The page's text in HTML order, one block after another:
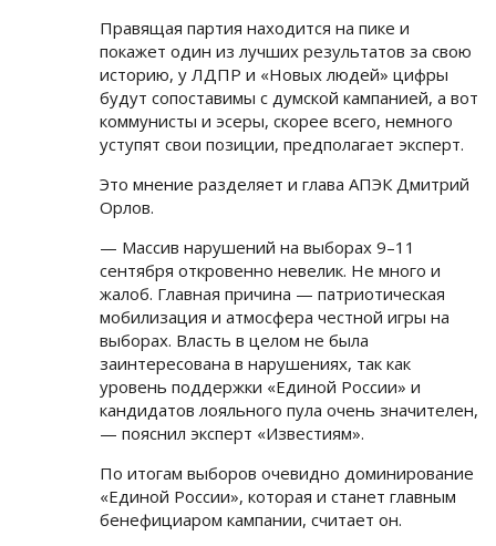
Правящая партия находится на пике и
покажет один из лучших результатов за свою
историю, у ЛДПР и «Новых людей» цифры
будут сопоставимы с думской кампанией, а вот
коммунисты и эсеры, скорее всего, немного
уступят свои позиции, предполагает эксперт.
Это мнение разделяет и глава АПЭК Дмитрий
Орлов.
— Массив нарушений на выборах 9–11
сентября откровенно невелик. Не много и
жалоб. Главная причина — патриотическая
мобилизация и атмосфера честной игры на
выборах. Власть в целом не была
заинтересована в нарушениях, так как
уровень поддержки «Единой России» и
кандидатов лояльного пула очень значителен,
— пояснил эксперт «Известиям».
По итогам выборов очевидно доминирование
«Единой России», которая и станет главным
бенефициаром кампании, считает он.